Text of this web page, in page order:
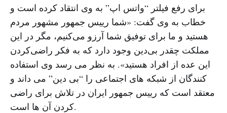
برای رفع فیلتر “واتس اپ” به وی انتقاد کرده است و
خطاب به وی گفت: «شما رییس جمهور مشهور مردم
هستید و ما برای توفیق شما آرزو می‌کنیم، مگر در این
مملکت چقدر بی‌دین وجود دارد که به فکر راضی‌کردن
این عده از افراد هستید». به نظر می رسد وی استفاده
کنندگان از شبکه های اجتماعی را “بی دین” می داند و
معتقد است که رییس جمهور ایران در تلاش برای راضی
کردن آن ها است.